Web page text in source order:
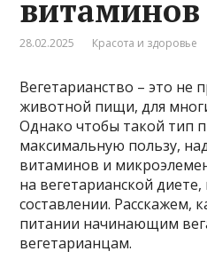
витаминов
28.02.2025 Красота и здоровье
Вегетарианство – это не
животной пищи, для
Однако чтобы такой тип
максимальную пользу,
витаминов и
на вегетарианской
составлении. Расскажем,
питании начинающим
вегетарианцам.